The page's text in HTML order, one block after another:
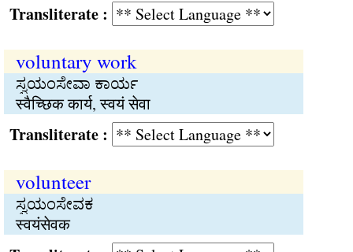
:
voluntary work
ಸ್ವಯಂಸೇವಾ ಕಾರ್ಯ
स्वैच्छिक कार्य, स्वयं सेवा
:
volunteer
ಸ್ವಯಂಸೇವಕ
स्वयंसेवक